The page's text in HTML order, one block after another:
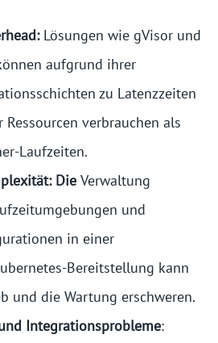
Lösungen wie gVisor und
aufgrund ihrer
zu Latenzzeiten
verbrauchen als
Laufzeiten.
Die Verwaltung
und
in einer
Bereitstellung kann
und die Wartung erschweren.
Integrationsprobleme: